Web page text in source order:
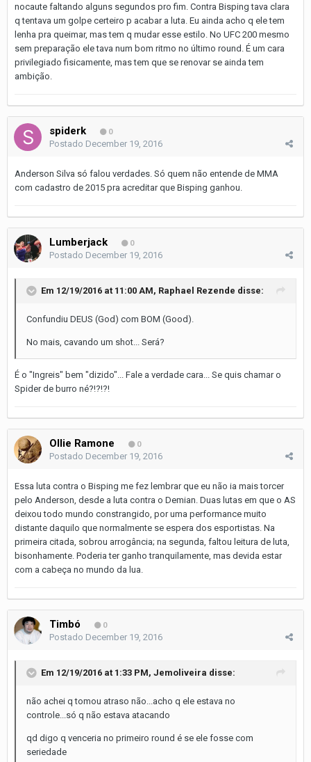
nocaute faltando alguns segundos pro fim. Contra Bisping tava clara
q tentava um golpe certeiro p acabar a luta. Eu ainda acho q ele tem
lenha pra queimar, mas tem q mudar esse estilo. No UFC 200 mesmo
sem preparação ele tava num bom ritmo no último round. É um cara
privilegiado fisicamente, mas tem que se renovar se ainda tem
ambição.
spiderk 0
Postado December 19, 2016
Anderson Silva só falou verdades. Só quem não entende de MMA
com cadastro de 2015 pra acreditar que Bisping ganhou.
Lumberjack 0
Postado December 19, 2016
Em 12/19/2016 at 11:00 AM, Raphael Rezende disse:
Confundiu DEUS (God) com BOM (Good).
No mais, cavando um shot... Será?
É o "Ingreis" bem "dizido"... Fale a verdade cara... Se quis chamar o
Spider de burro né?!?!?!
Ollie Ramone 0
Postado December 19, 2016
Essa luta contra o Bisping me fez lembrar que eu não ia mais torcer
pelo Anderson, desde a luta contra o Demian. Duas lutas em que o AS
deixou todo mundo constrangido, por uma performance muito
distante daquilo que normalmente se espera dos esportistas. Na
primeira citada, sobrou arrogância; na segunda, faltou leitura de luta,
bisonhamente. Poderia ter ganho tranquilamente, mas devida estar
com a cabeça no mundo da lua.
Timbó 0
Postado December 19, 2016
Em 12/19/2016 at 1:33 PM, Jemoliveira disse:
não achei q tomou atraso não...acho q ele estava no
controle...só q não estava atacando
qd digo q venceria no primeiro round é se ele fosse com
seriedade